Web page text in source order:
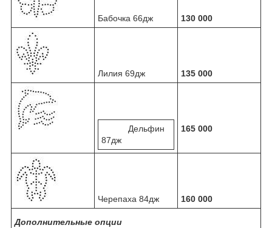
Бабочка 66дж 130 000
Лилия 69дж 135 000
Дельфин
87дж
165 000
Черепаха 84дж 160 000
Дополнительные опции